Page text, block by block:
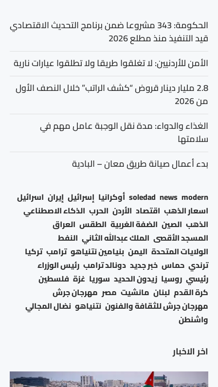
اخر الاخبار
الحكومة: 343 مشروعا ضمن برنامج التحديث الاقتصادي
قيد التنفيذ منذ مطلع 2026
الأمن للأردنيين: لا تغلقوا طريقا ولا تطلقوا عيارات نارية
2.8 مليار دينار قروض “كشف الراتب” خلال النصف الأول
من 2026
الغذاء والدواء: مدة نقل الوجبة عامل مهم في
سلامتها
بدء أعمال صيانة طريق معان – البادية
modern
news
soledad أوكرانيا إسرائيل إيران اسرائيل
اسعار الذهب اقتصاد الأردن الحرب الذكاء الاصطناعي
الذهب الصين الضفة الغربية الطقس العراق
المسجد الأقصى الملك عبدالله الثاني النفط
الولايات المتحدة اليمن بنيامين نتنياهو ترامب تركيا
ترندي حماس خبر جديد دونالد ترامب رئيس الوزراء
رئيسي روسيا زيدون الحديد سوريا غزة فلسطين
كرة القدم لبنان مانشيت مصر مهرجان جرش
مهرجان جرش للثقافة والفنون نتنياهو نضال المجالي
واشنطن